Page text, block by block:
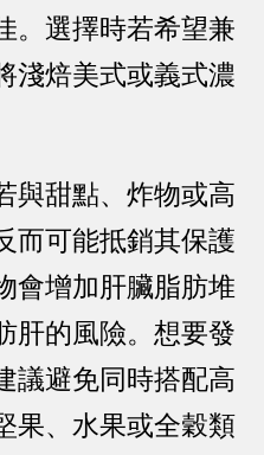
。選擇時若希望兼
淺焙美式或義式濃
與甜點、炸物或高
而可能抵銷其保護
會增加肝臟脂肪堆
肝的風險。想要發
議避免同時搭配高
果、水果或全穀類